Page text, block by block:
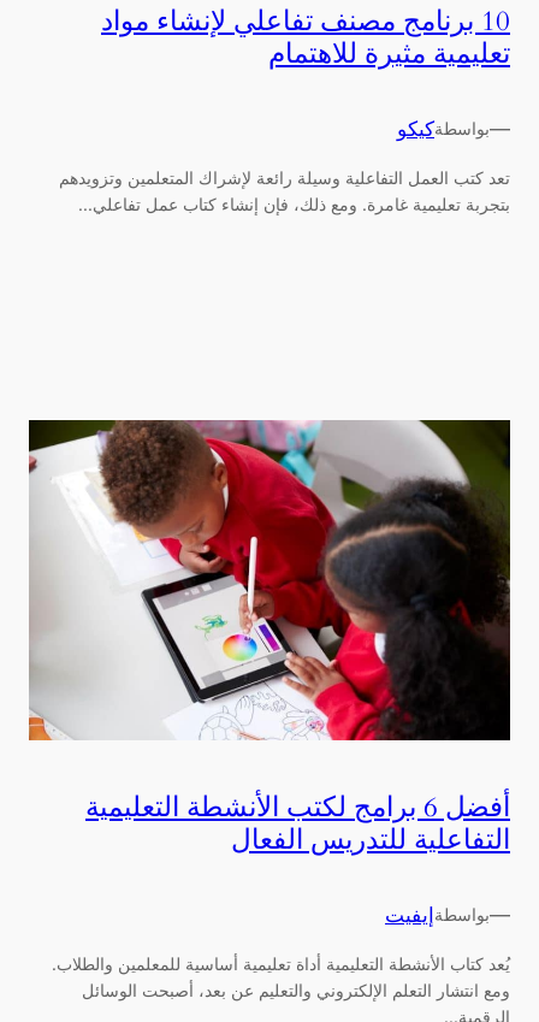
10 برنامج مصنف تفاعلي لإنشاء مواد
تعليمية مثيرة للاهتمام
—بواسطةكيكو
تعد كتب العمل التفاعلية وسيلة رائعة لإشراك المتعلمين وتزويدهم
بتجربة تعليمية غامرة. ومع ذلك، فإن إنشاء كتاب عمل تفاعلي...
أفضل 6 برامج لكتب الأنشطة التعليمية
التفاعلية للتدريس الفعال
—بواسطةإيفيت
يُعد كتاب الأنشطة التعليمية أداة تعليمية أساسية للمعلمين والطلاب.
ومع انتشار التعلم الإلكتروني والتعليم عن بعد، أصبحت الوسائل
الرقمية...